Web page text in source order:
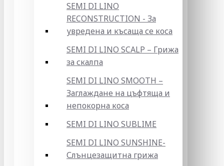
SEMI DI LINO
RECONSTRUCTION - За
увредена и късаща се коса
SEMI DI LINO SCALP – Грижа
за скалпа
SEMI DI LINO SMOOTH –
Заглаждане на цъфтяща и
непокорна коса
SEMI DI LINO SUBLIME
SEMI DI LINO SUNSHINE-
Слънцезащитна грижа